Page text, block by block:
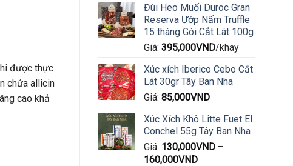
được thực
chứa allicin
cao khả
Đùi Heo Muối Duroc Gran
Reserva Ướp Nấm Truffle
15 tháng Gói Cắt Lát 100g
Giá: 395,000VND/khay
Xúc xích Iberico Cebo Cắt
Lát 30gr Tây Ban Nha
Giá: 85,000VND
Xúc Xích Khô Litte Fuet El
Conchel 55g Tây Ban Nha
Giá: 130,000VND –
160,000VND